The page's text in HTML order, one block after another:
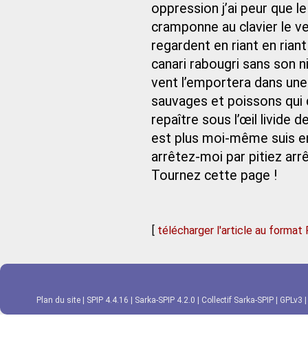
oppression j’ai peur que
cramponne au clavier le
regardent en riant en
canari rabougri sans son
vent l’emportera dans
sauvages et poissons
repaître sous l’œil livide
est plus moi-même suis
arrêtez-moi par pitiez
Tournez cette page !
[ télécharger l'article au format
Plan du site SPIP 4.4.16 Sarka-SPIP 4.2.0 Collectif Sarka-SPIP GPLv3